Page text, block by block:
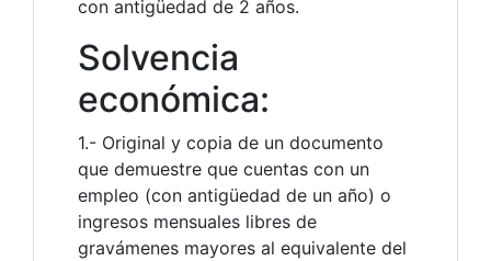
con antigüedad de 2 años.
Solvencia
económica:
1.- Original y copia de un documento
que demuestre que cuentas con un
empleo (con antigüedad de un año) o
ingresos mensuales libres de
gravámenes mayores al equivalente del